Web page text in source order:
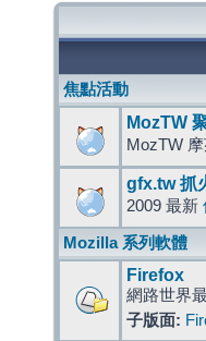
焦點活動
MozTW
MozTW
gfx.tw 抓
2009 最新
Mozilla 系列軟體
Firefox
網路世界
子版面: